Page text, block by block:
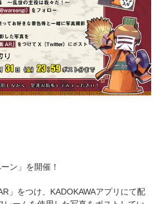
ン」を開催！
」をつけ、KADOKAWAアプリにて配